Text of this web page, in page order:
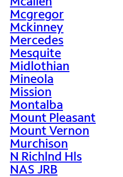
Mcgregor
Mckinney
Mercedes
Mesquite
Midlothian
Mineola
Mission
Montalba
Mount Pleasant
Mount Vernon
Murchison
N Richlnd Hls
NAS JRB